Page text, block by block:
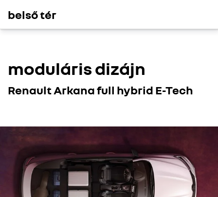
belső tér
moduláris dizájn
Renault Arkana full hybrid E-Tech